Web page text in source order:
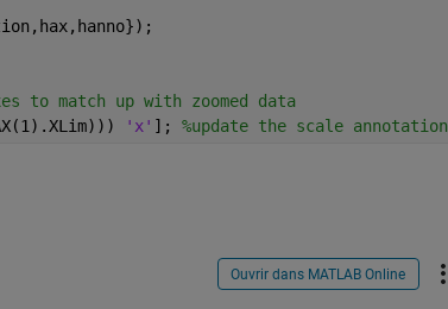
to match up with zoomed data
'x' ]; %update the scale annotation
Ouvrir dans MATLAB Online